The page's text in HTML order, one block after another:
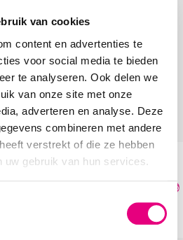
van cookies
content en advertenties te
voor social media te bieden
te analyseren. Ook delen we
van onze site met onze
adverteren en analyse. Deze
combineren met andere
verstrekt of die ze hebben
uw gebruik van hun services.
PS Poelman
-25%